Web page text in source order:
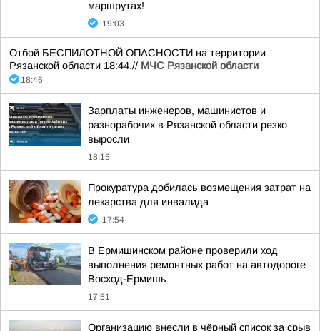
маршрутах!
19:03
Отбой БЕСПИЛОТНОЙ ОПАСНОСТИ на территории
Рязанской области 18:44.// МЧС Рязанской области
18:46
Зарплаты инженеров, машинистов и
разнорабочих в Рязанской области резко
выросли
18:15
Прокуратура добилась возмещения затрат на
лекарства для инвалида
17:54
В Ермишинском районе проверили ход
выполнения ремонтных работ на автодороге
Восход-Ермишь
17:51
Организацию внесли в чёрный список за срыв